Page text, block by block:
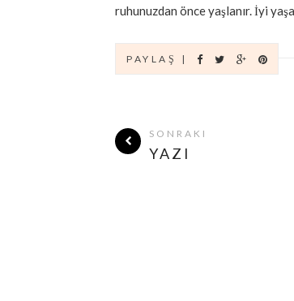
ruhunuzdan önce yaşlanır. İyi
PAYLAŞ |
SONRAKI
YAZI